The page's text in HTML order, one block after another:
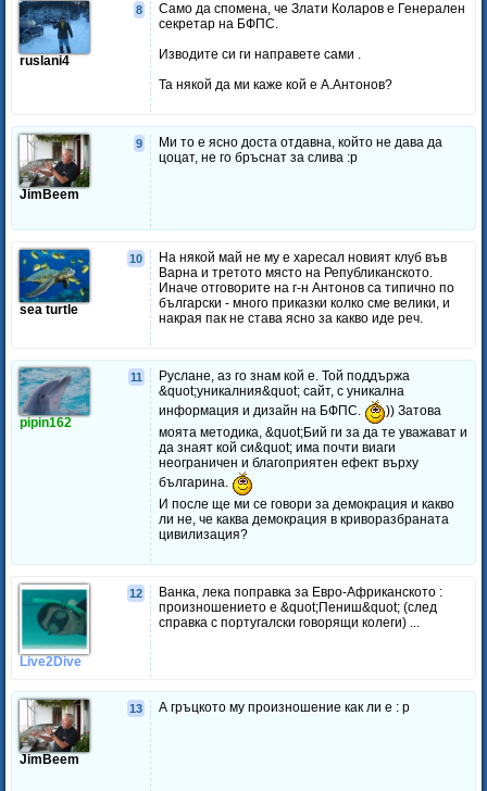
ruslani4
8
Само да спомена, че Злати Коларов е Генерален
секретар на БФПС.
Изводите си ги направете сами .
Та някой да ми каже кой е А.Антонов?
JimBeem
9
Ми то е ясно доста отдавна, който не дава да
цоцат, не го бръснат за слива :p
sea turtle
10
На някой май не му е харесал новият клуб във
Варна и третото място на Републиканското.
Иначе отговорите на г-н Антонов са типично по
български - много приказки колко сме велики, и
накрая пак не става ясно за какво иде реч.
pipin162
11
Руслане, аз го знам кой е. Той поддържа
&quot;уникалния&quot; сайт, с уникална
информация и дизайн на БФПС.
)) Затова
моята методика, &quot;Бий ги за да те уважават и
да знаят кой си&quot; има почти виаги
неограничен и благоприятен ефект върху
българина.
И после ще ми се говори за демокрация и какво
ли не, че каква демокрация в криворазбраната
цивилизация?
Live2Dive
12
Ванка, лека поправка за Евро-Африканското :
произношението е &quot;Пениш&quot; (след
справка с португалски говорящи колеги) ...
JimBeem
13 А гръцкото му произношение как ли е : p